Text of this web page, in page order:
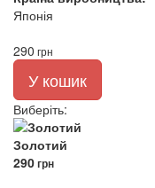
Японія
290 грн
У кошик
Виберіть:
Золотий
290грн